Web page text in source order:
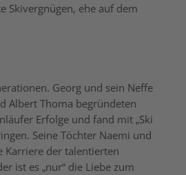
Skivergnügen, ehe auf dem
Georg und sein Neffe
Albert Thoma begründeten
Erfolge und fand mit „Ski
Seine Töchter Naemi und
Karriere der talentierten
ist es „nur“ die Liebe zum